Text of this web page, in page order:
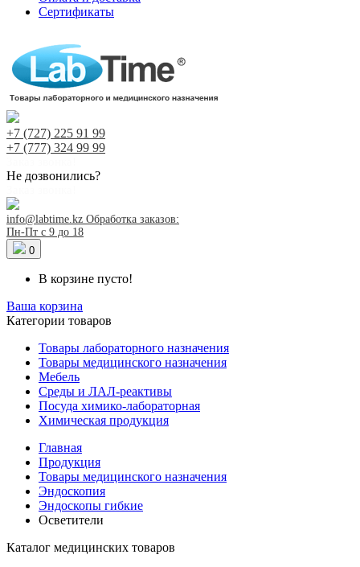
Сертификаты
+7 (727) 225 91 99
+7 (777) 324 99 99
Не дозвонились?
info@labtime.kz Обработка заказов:
Пн-Пт с 9 до 18
0
В корзине пусто!
Ваша корзина
Категории товаров
Товары лабораторного назначения
Товары медицинского назначения
Мебель
Среды и ЛАЛ-реактивы
Посуда химико-лабораторная
Химическая продукция
Главная
Продукция
Товары медицинского назначения
Эндоскопия
Эндоскопы гибкие
Осветители
Каталог медицинских товаров